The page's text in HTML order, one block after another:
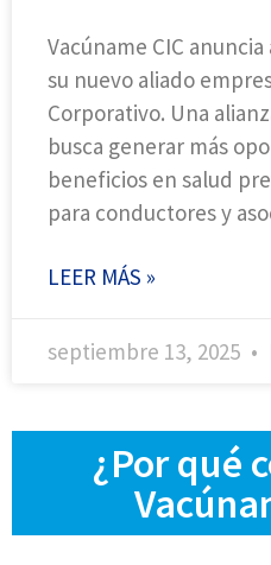
Vacúname CIC
su nuevo aliado
Corporativo. Una
busca generar más
beneficios en salud
para conductores y
LEER MÁS »
septiembre 13, 2025
¿Por qué